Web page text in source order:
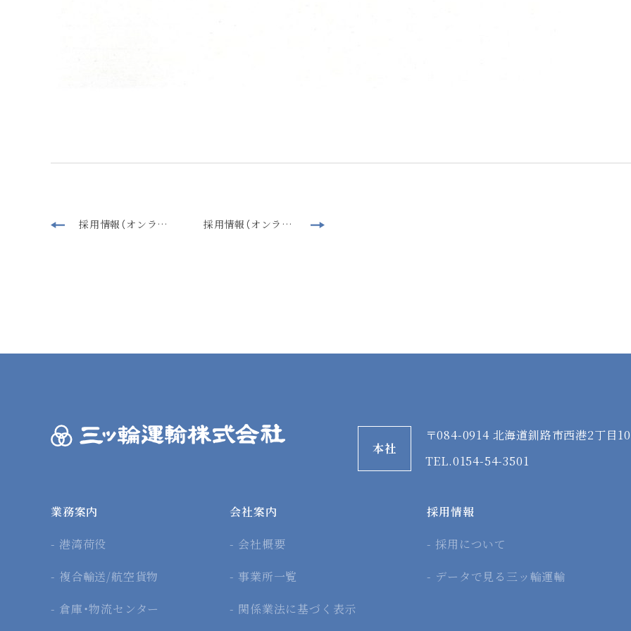
採用情報（オンライン説明会）を更新しました。 採用情報（オンライン説明会）を更新しました。
本社
〒084-0914 北海道釧路市西港2丁目
TEL.0154-54-3501
業務案内
港湾荷役
複合輸送/航空貨物
倉庫・物流センター
会社案内
会社概要
事業所一覧
関係業法に基づく表示
採用情報
採用について
データで見る三ッ輪運輸